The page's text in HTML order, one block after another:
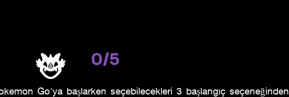
0/5
Go'ya başlarken seçebilecekleri 3 başlangıç seçeneğinden